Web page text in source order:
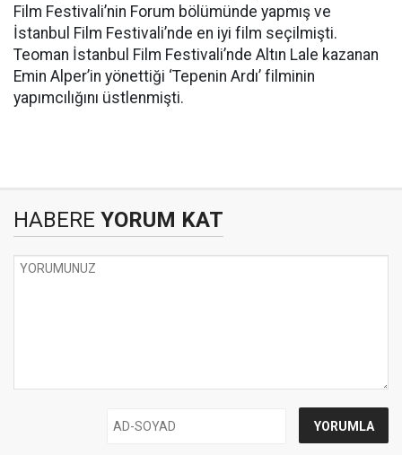
Film Festivali’nin Forum bölümünde yapmış ve
İstanbul Film Festivali’nde en iyi film seçilmişti.
Teoman İstanbul Film Festivali’nde Altın Lale kazanan
Emin Alper’in yönettiği ‘Tepenin Ardı’ filminin
yapımcılığını üstlenmişti.
HABERE YORUM KAT